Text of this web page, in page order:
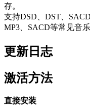
存。
支持DSD、DST、
MP3、SACD等常见音
更新日志
激活方法
直接安装